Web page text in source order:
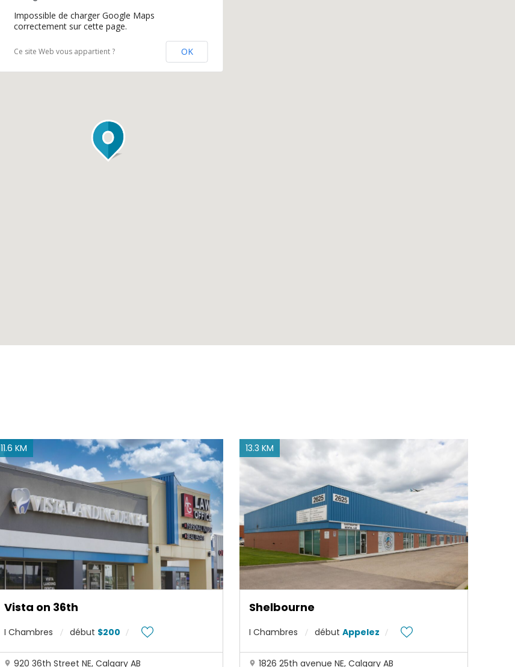
Impossible de charger Google Maps
correctement sur cette page.
Ce site Web vous appartient ? OK
11.6 KM
Vista on 36th
I Chambres début $200
920 36th Street NE, Calgary AB
13.3 KM
Shelbourne
I Chambres début Appelez
1826 25th avenue NE, Calgary AB